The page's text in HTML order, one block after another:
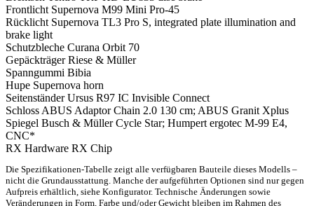
Frontlicht Supernova M99 Mini Pro-45
Rücklicht Supernova TL3 Pro S, integrated plate illumination and
brake light
Schutzbleche Curana Orbit 70
GepäckträgerRiese & Müller
Spanngummi Bibia
Hupe Supernova horn
SeitenständerUrsus R97 IC Invisible Connect
Schloss ABUS Adaptor Chain 2.0 130 cm; ABUS Granit Xplus
Spiegel Busch & Müller Cycle Star; Humpert ergotec M-99 E4,
CNC*
RX Hardware RX Chip
Die Spezifikationen-Tabelle zeigt alle verfügbaren Bauteile dieses Modells –
nicht die Grundausstattung. Manche der aufgeführten Optionen sind nur gegen
Aufpreis erhältlich, siehe Konfigurator. Technische Änderungen sowie
Veränderungen in Form, Farbe und/oder Gewicht bleiben im Rahmen des